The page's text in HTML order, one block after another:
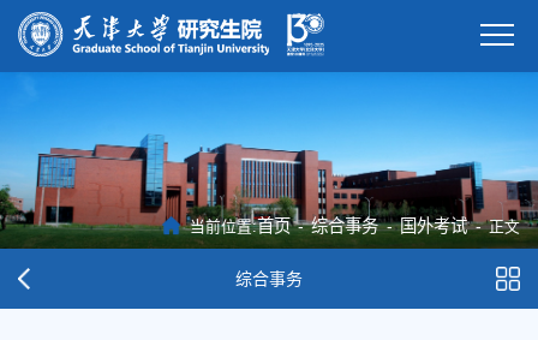
当前位置:首页 - 综合事务 - 国外考试 - 正文
综合事务